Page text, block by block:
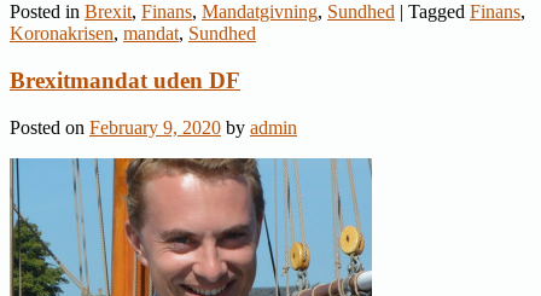
Posted in Brexit, Finans, Mandatgivning, Sundhed | Tagged Finans,
Koronakrisen, mandat, Sundhed
Brexitmandat uden DF
Posted on February 9, 2020 by admin